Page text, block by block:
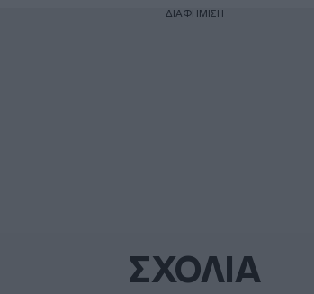
ΔΙΑΦΗΜΙΣΗ
ΣΧΟΛΙΑ